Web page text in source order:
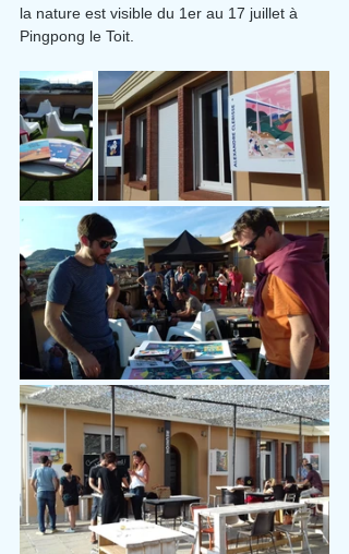
la nature est visible du 1er au 17 juillet à
Pingpong le Toit.